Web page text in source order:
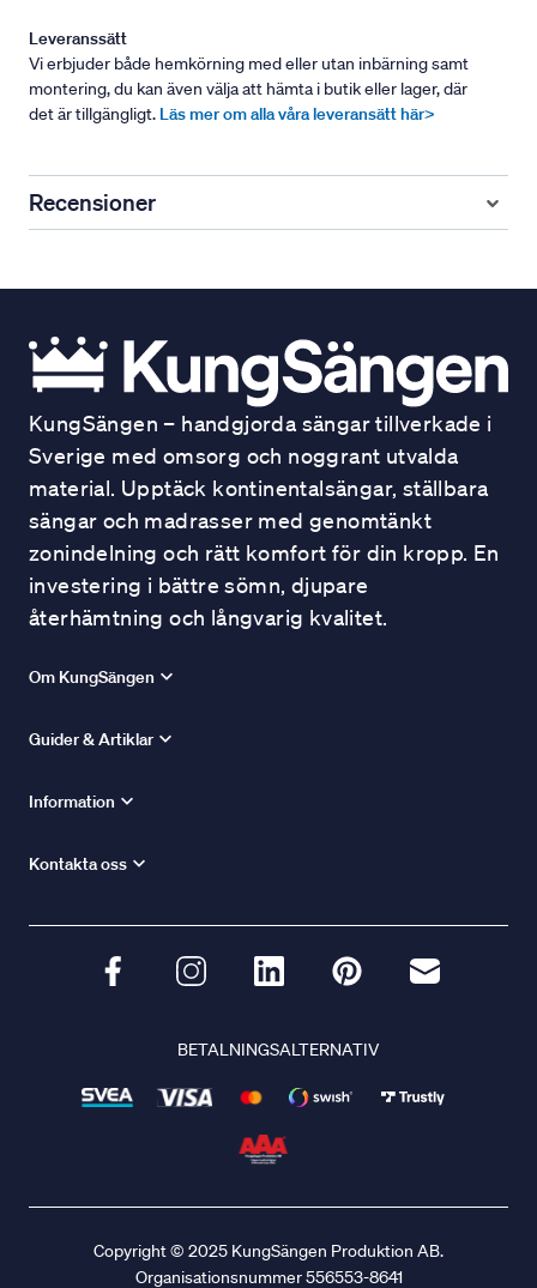
Leveranssätt
Vi erbjuder både hemkörning med eller utan inbärning samt
montering, du kan även välja att hämta i butik eller lager, där
det är tillgängligt. Läs mer om alla våra leveransätt här>
Recensioner
KungSängen – handgjorda sängar tillverkade i
Sverige med omsorg och noggrant utvalda
material. Upptäck kontinentalsängar, ställbara
sängar och madrasser med genomtänkt
zonindelning och rätt komfort för din kropp. En
investering i bättre sömn, djupare
återhämtning och långvarig kvalitet.
Om KungSängen
Guider & Artiklar
Information
Kontakta oss
BETALNINGSALTERNATIV
Copyright © 2025 KungSängen Produktion AB.
Organisationsnummer 556553-8641